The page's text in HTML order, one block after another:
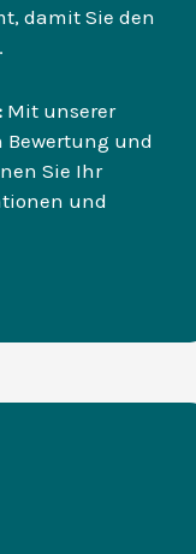
damit Sie den
Mit unserer
und
Sie Ihr
und